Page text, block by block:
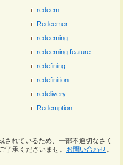
redeem
Redeemer
redeeming
redeeming feature
redefining
redefinition
redelivery
Redemption
されているため、一部不適切なさく
了承くださいませ。 お問い合わせ